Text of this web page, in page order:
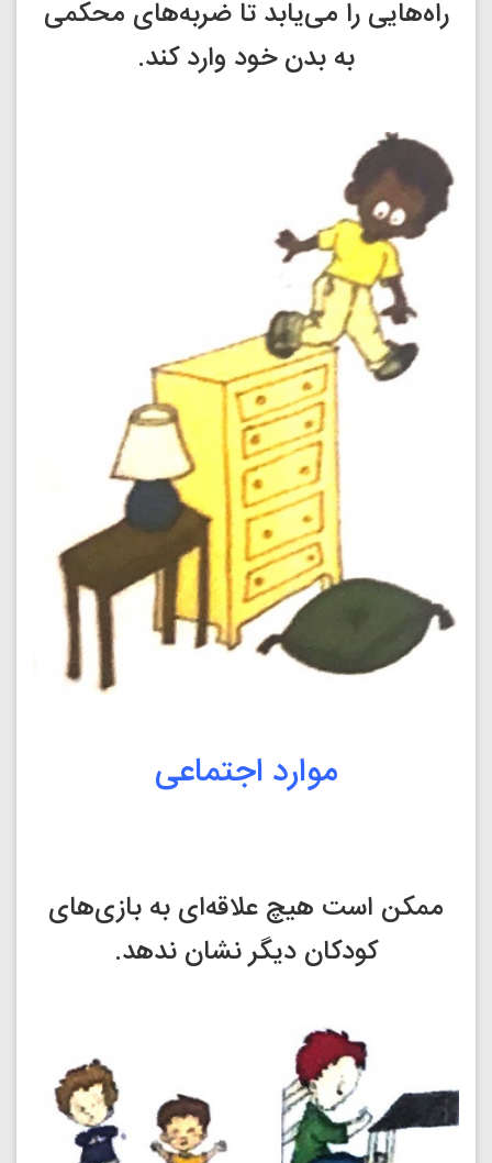
راه‌هایی را می‌یابد تا ضربه‌های محکمی
به بدن خود وارد کند.
موارد اجتماعی
ممکن است هیچ علاقه‌ای به بازی‌های
کودکان دیگر نشان ندهد.